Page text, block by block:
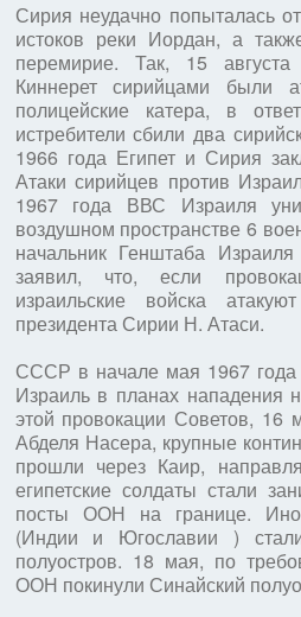
Сирия неудачно попыталась
истоков реки Иордан, а
перемирие. Так, 15
Киннерет сирийцами были
полицейские катера, в
истребители сбили два
1966 года Египет и Сирия
Атаки сирийцев против
1967 года ВВС Израиля
воздушном пространстве 6
начальник Генштаба
заявил, что, если
израильские войска
президента Сирии Н. Атаси.
СССР в начале мая 1967 года
Израиль в планах нападения
этой провокации Советов, 16
Абделя Насера, крупные
прошли через Каир,
египетские солдаты стали
посты ООН на границе.
(Индии и Югославии )
полуостров. 18 мая, по
ООН покинули Синайский